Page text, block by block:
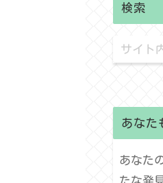
検索
あなた
あなた